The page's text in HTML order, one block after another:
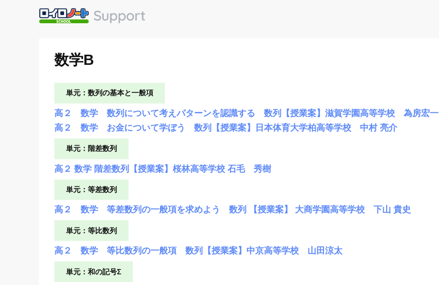
数学B
単元：数列の基本と一般項
高２ 数学 数列について考えパターンを認識する 数列【授業案】滋賀学園高等学校 為房宏一
高２ 数学 お金について学ぼう 数列【授業案】日本体育大学柏高等学校 中村 亮介
単元：階差数列
高２ 数学 階差数列【授業案】桜林高等学校 石毛 秀樹
単元：等差数列
高２ 数学 等差数列の一般項を求めよう 数列 【授業案】 大商学園高等学校 下山 貴史
単元：等比数列
高２ 数学 等比数列の一般項 数列【授業案】中京高等学校 山田涼太
単元：和の記号Σ